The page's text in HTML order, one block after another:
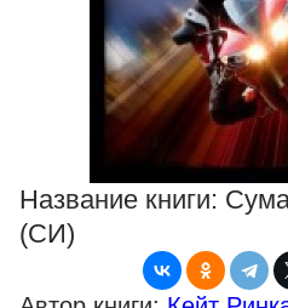
Название книги:
(СИ)